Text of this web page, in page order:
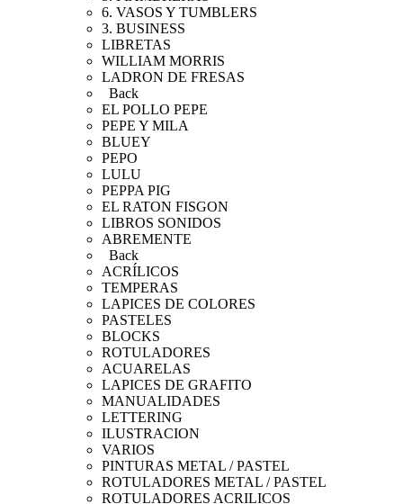
6. VASOS Y TUMBLERS
3. BUSINESS
LIBRETAS
WILLIAM MORRIS
LADRON DE FRESAS
Back
EL POLLO PEPE
PEPE Y MILA
BLUEY
PEPO
LULU
PEPPA PIG
EL RATON FISGON
LIBROS SONIDOS
ABREMENTE
Back
ACRÍLICOS
TEMPERAS
LAPICES DE COLORES
PASTELES
BLOCKS
ROTULADORES
ACUARELAS
LAPICES DE GRAFITO
MANUALIDADES
LETTERING
ILUSTRACION
VARIOS
PINTURAS METAL / PASTEL
ROTULADORES METAL / PASTEL
ROTULADORES ACRILICOS